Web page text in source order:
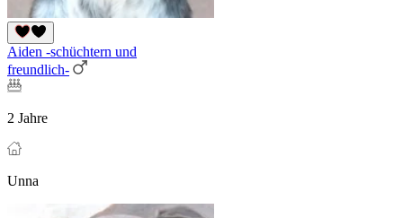
Aiden -schüchtern und
freundlich-
2 Jahre
Unna